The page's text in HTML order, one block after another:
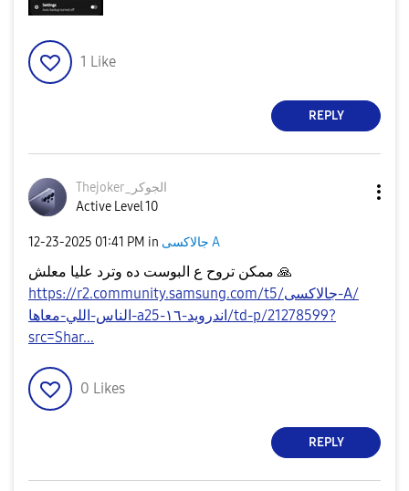
1 Like
REPLY
Thejoker_الجوكر
Active Level 10
‎12-23-2025 01:41 PM in جالاكسى A
🙏
https://r2.community.samsung.com/t5/جالاكسى-A/
الناس-اللي-معاها-a25-اندرويد-١٦/td-p/21278599?
src=Shar...
0 Likes
REPLY